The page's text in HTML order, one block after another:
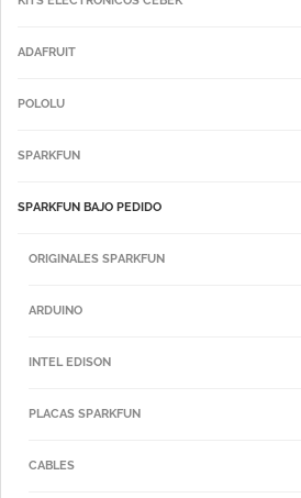
ADAFRUIT
POLOLU
SPARKFUN
SPARKFUN BAJO PEDIDO
ORIGINALES SPARKFUN
ARDUINO
INTEL EDISON
PLACAS SPARKFUN
CABLES